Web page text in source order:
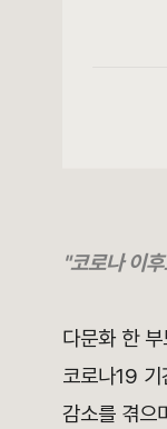
"코로나 이
다문화 한 부
코로나19
감소를 겪으